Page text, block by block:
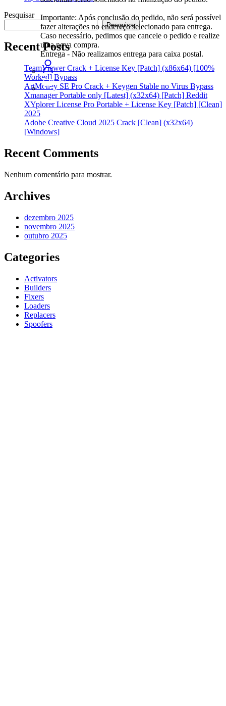
Importante: Após conclusão do pedido, não será possível
fazer alterações no endereço selecionado para entrega.
Caso necessário, pedimos que cancele o pedido e realize
uma nova compra.
Entrega - Não realizamos entrega para caixa postal.
Pesquisar
Pesquisar
Recent Posts
TeamViewer Crack + License Key [Patch] (x86x64) [100%
Worked] Bypass
ArtMoney SE Pro Crack + Keygen Stable no Virus Bypass
Xmanager Portable only [Latest] (x32x64) [Patch] Reddit
XYplorer License Pro Portable + License Key [Patch] [Clean]
2025
Adobe Creative Cloud 2025 Crack [Clean] (x32x64)
[Windows]
Recent Comments
Nenhum comentário para mostrar.
Archives
dezembro 2025
novembro 2025
outubro 2025
Categories
Activators
Builders
Fixers
Loaders
Replacers
Spoofers